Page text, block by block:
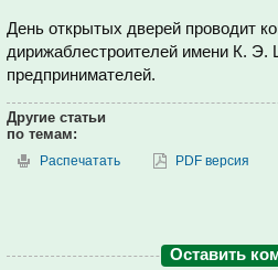
День открытых дверей проводит
дирижаблестроителей имени К. Э.
предпринимателей.
Другие статьи
по темам:
Распечатать PDF версия
Оставить